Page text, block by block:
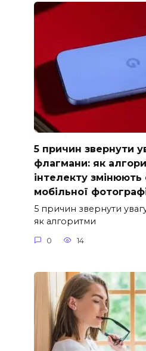
5 причин звернути
флагмани: як
інтелекту змінюють
мобільної
5 причин звернути
як алгоритми
0 14